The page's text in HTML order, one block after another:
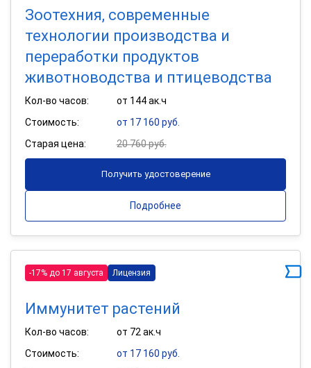
Зоотехния, современные
технологии производства и
переработки продуктов
животноводства и птицеводства
Кол-во часов:
от 144 ак.ч
Стоимость:
от 17 160 руб.
Старая цена:
20 760 руб.
Получить удостоверение
Подробнее
-17% до 17 августа Лицензия
Иммунитет растений
Кол-во часов:
от 72 ак.ч
Стоимость:
от 17 160 руб.